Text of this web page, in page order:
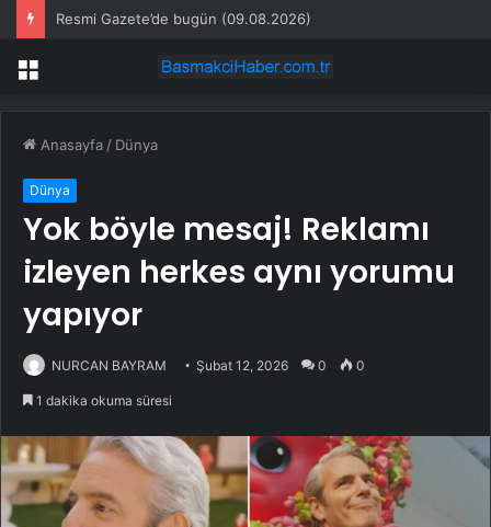
Resmi Gazete’de bugün (09.08.2026)
Menü
Anasayfa / Dünya
Dünya
Yok böyle mesaj! Reklamı
izleyen herkes aynı yorumu
yapıyor
NURCAN BAYRAM Şubat 12, 2026 0 0
1 dakika okuma süresi